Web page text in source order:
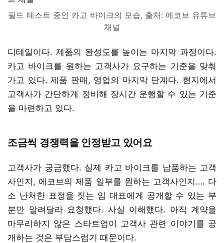
필드 테스트 중인 카고 바이크의 모습, 출처: 에코브 유튜브
채널
디테일이다. 제품의 완성도를 높이는 마지막 과정이다.
카고 바이크를 원하는 고객사가 요구하는 기준을 맞춰
가고 있다. 제품 판매, 영업의 마지막 단계다. 현지에서
고객사가 간단하게 정비해 장시간 운행할 수 있는 기준
을 마련하고 있다.
조금씩 경쟁력을 인정받고 있어요
고객사가 궁금했다. 실제 카고 바이크를 납품하는 고객
사인지, 에코브의 제품 일부를 원하는 고객사인지…. 다
소 난처한 표정을 짓는 임 대표에게 공개할 수 있는 부
분만 알려달라 요청했다. 사실 이해했다. 아직 계약을
마무리하지 않은 스타트업이 고객사 관련 이야기를 공
개하는 것은 부담스럽기 때문이다.